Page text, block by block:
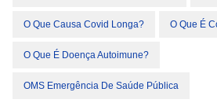
O Que Causa Covid Longa? O Que É
O Que É Doença Autoimune?
OMS Emergência De Saúde Pública